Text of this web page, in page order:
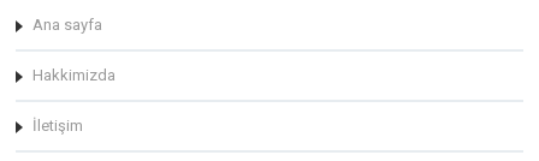
Ana sayfa
Hakkimizda
İletişim